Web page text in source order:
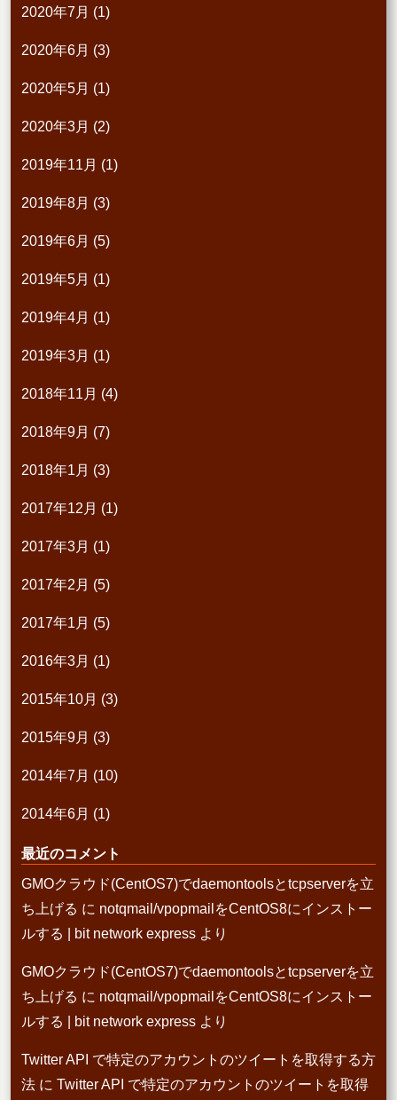
2020年7月 (1)
2020年6月 (3)
2020年5月 (1)
2020年3月 (2)
2019年11月 (1)
2019年8月 (3)
2019年6月 (5)
2019年5月 (1)
2019年4月 (1)
2019年3月 (1)
2018年11月 (4)
2018年9月 (7)
2018年1月 (3)
2017年12月 (1)
2017年3月 (1)
2017年2月 (5)
2017年1月 (5)
2016年3月 (1)
2015年10月 (3)
2015年9月 (3)
2014年7月 (10)
2014年6月 (1)
最近のコメント
GMOクラウド(CentOS7)でdaemontoolsとtcpserverを立
ち上げる に notqmail/vpopmailをCentOS8にインストー
ルする | bit network express より
GMOクラウド(CentOS7)でdaemontoolsとtcpserverを立
ち上げる に notqmail/vpopmailをCentOS8にインストー
ルする | bit network express より
Twitter API で特定のアカウントのツイートを取得する方
法 に Twitter API で特定のアカウントのツイートを取得